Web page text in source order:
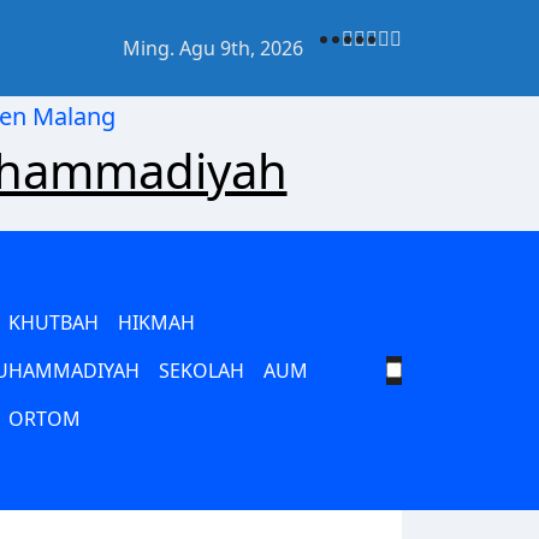
Gerakan Pelajar Muhammadiyah dari Pusat hingga
Ming. Agu 9th, 2026
KHUTBAH
HIKMAH
SEKOLAH
AUM
ORTOM